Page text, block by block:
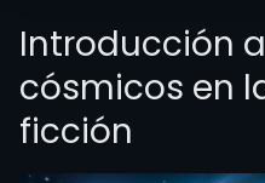
Introducción
cósmicos en
ficción